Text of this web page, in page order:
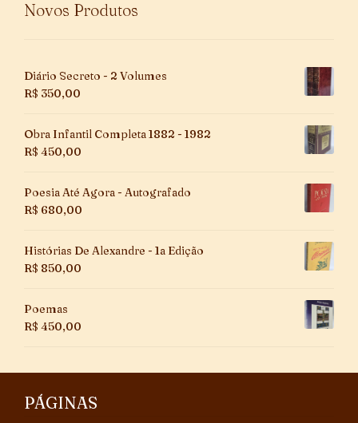
Novos Produtos
Diário Secreto - 2 Volumes
R$ 350,00
Obra Infantil Completa 1882 - 1982
R$ 450,00
Poesia Até Agora - Autografado
R$ 680,00
Histórias De Alexandre - 1a Edição
R$ 850,00
Poemas
R$ 450,00
PÁGINAS